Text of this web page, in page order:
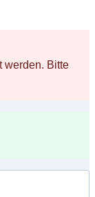
werden. Bitte